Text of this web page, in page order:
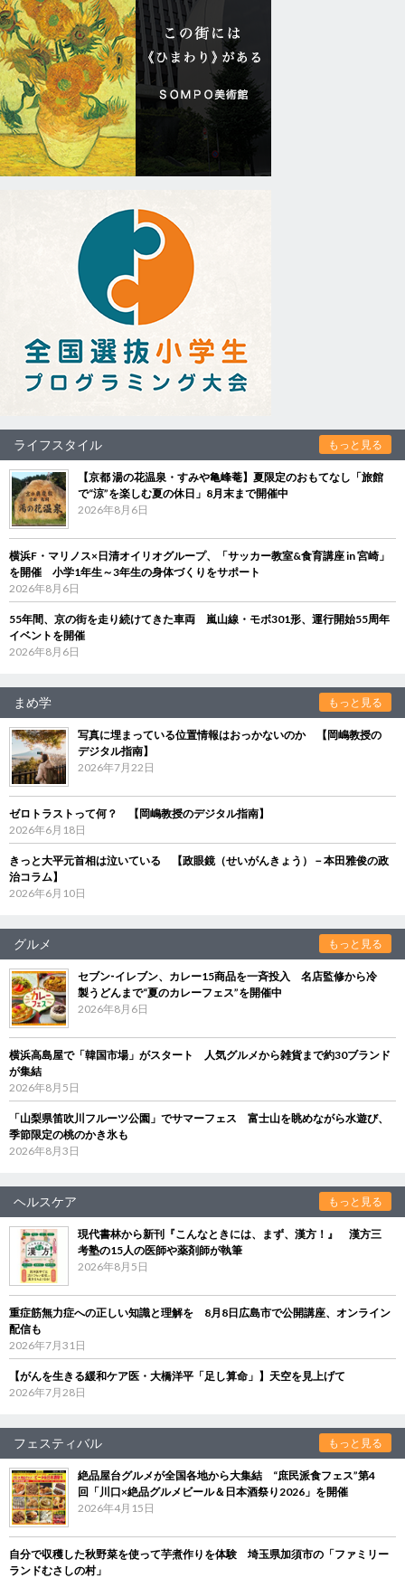
ライフスタイル もっと見る
【京都 湯の花温泉・すみや亀峰菴】夏限定のおもてなし「旅館
で“涼”を楽しむ夏の休日」8月末まで開催中
2026年8月6日
横浜F・マリノス×日清オイリオグループ、「サッカー教室&食育講座 in 宮崎」
を開催 小学1年生～3年生の身体づくりをサポート
2026年8月6日
55年間、京の街を走り続けてきた車両 嵐山線・モボ301形、運行開始55周年
イベントを開催
2026年8月6日
まめ学 もっと見る
写真に埋まっている位置情報はおっかないのか 【岡嶋教授の
デジタル指南】
2026年7月22日
ゼロトラストって何？ 【岡嶋教授のデジタル指南】
2026年6月18日
きっと大平元首相は泣いている 【政眼鏡（せいがんきょう）－本田雅俊の政
治コラム】
2026年6月10日
グルメ もっと見る
セブン‐イレブン、カレー15商品を一斉投入 名店監修から冷
製うどんまで“夏のカレーフェス”を開催中
2026年8月6日
横浜高島屋で「韓国市場」がスタート 人気グルメから雑貨まで約30ブランド
が集結
2026年8月5日
「山梨県笛吹川フルーツ公園」でサマーフェス 富士山を眺めながら水遊び、
季節限定の桃のかき氷も
2026年8月3日
ヘルスケア もっと見る
現代書林から新刊『こんなときには、まず、漢方！』 漢方三
考塾の15人の医師や薬剤師が執筆
2026年8月5日
重症筋無力症への正しい知識と理解を 8月8日広島市で公開講座、オンライン
配信も
2026年7月31日
【がんを生きる緩和ケア医・大橋洋平「足し算命」】天空を見上げて
2026年7月28日
フェスティバル もっと見る
絶品屋台グルメが全国各地から大集結 “庶民派食フェス”第4
回「川口×絶品グルメビール＆日本酒祭り2026」を開催
2026年4月15日
自分で収穫した秋野菜を使って芋煮作りを体験 埼玉県加須市の「ファミリー
ランドむさしの村」